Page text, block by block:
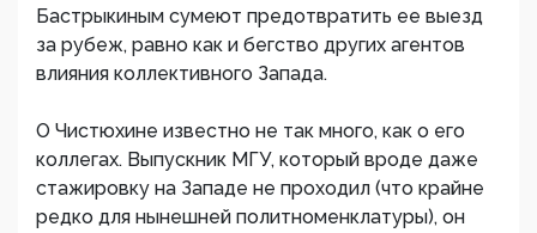
Бастрыкиным сумеют предотвратить ее выезд
за рубеж, равно как и бегство других агентов
влияния коллективного Запада.
О Чистюхине известно не так много, как о его
коллегах. Выпускник МГУ, который вроде даже
стажировку на Западе не проходил (что крайне
редко для нынешней политноменклатуры), он